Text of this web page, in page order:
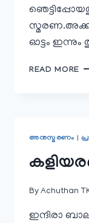
ഓട്ടം
READ MORE
അനുസ്മരണം |
By Achuthan
ഇന്ദിരാ